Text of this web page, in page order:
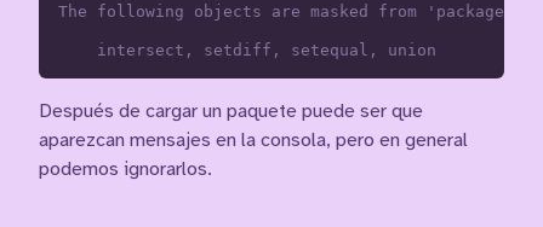
The following objects are masked from
Después de cargar un paquete puede ser que
aparezcan mensajes en la consola, pero en general
podemos ignorarlos.